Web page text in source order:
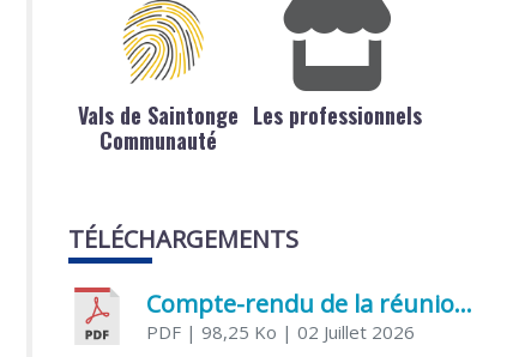
Vals de Saintonge
Communauté
Les professionnels
TÉLÉCHARGEMENTS
Compte-rendu de la réunion du Conseil municipal du 05 juin 2026
PDF | 98,25 Ko | 02 Juillet 2026